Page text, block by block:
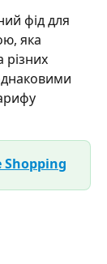
фід для
яка
різних